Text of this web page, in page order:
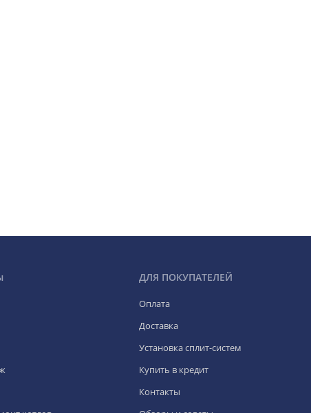
ДЛЯ ПОКУПАТЕЛЕЙ
Оплата
Доставка
Установка сплит-систем
Купить в кредит
Контакты